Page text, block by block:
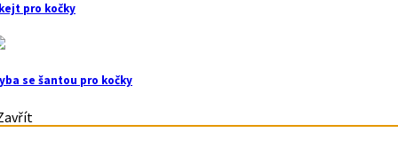
pro kočky
se šantou pro kočky